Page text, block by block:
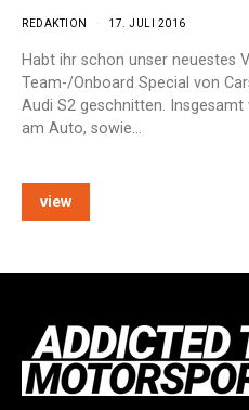
REDAKTION 17. JULI 2016
Habt ihr schon unser neuestes
Team-/Onboard Special von
Audi S2 geschnitten.
am Auto, sowie…
view